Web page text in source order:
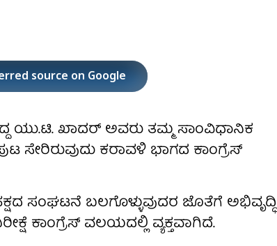
source on Google
ಯು.ಟಿ. ಖಾದರ್ ಅವರು ತಮ್ಮ ಸಾಂವಿಧಾನಿಕ
ಸೇರಿರುವುದು ಕರಾವಳಿ ಭಾಗದ ಕಾಂಗ್ರೆಸ್
ಸಂಘಟನೆ ಬಲಗೊಳ್ಳುವುದರ ಜೊತೆಗೆ ಅಭಿವೃದ್ಧಿ
ಕಾಂಗ್ರೆಸ್ ವಲಯದಲ್ಲಿ ವ್ಯಕ್ತವಾಗಿದೆ.